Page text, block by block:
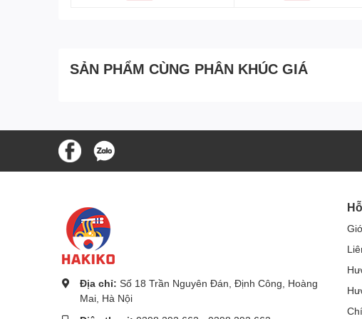
SẢN PHẨM CÙNG PHÂN KHÚC GIÁ
Địa chỉ: Số 18 Trần Nguyên Đán, Định Công, Hoàng
Mai, Hà Nội